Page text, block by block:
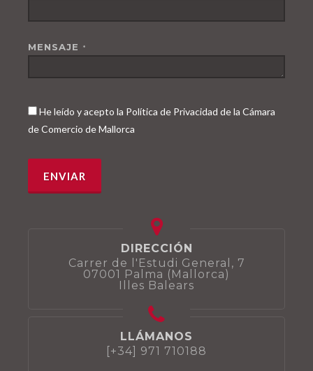
MENSAJE *
He leído y acepto la Política de Privacidad de la Cámara
de Comercio de Mallorca
DIRECCIÓN
Carrer de l'Estudi General, 7
07001 Palma (Mallorca)
Illes Balears
LLÁMANOS
[+34] 971 710188